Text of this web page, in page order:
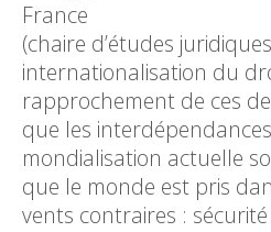
(chaire d’études
internationalisation du
rapprochement de ces
que les
mondialisation actuelle
que le monde est pris
vents contraires :